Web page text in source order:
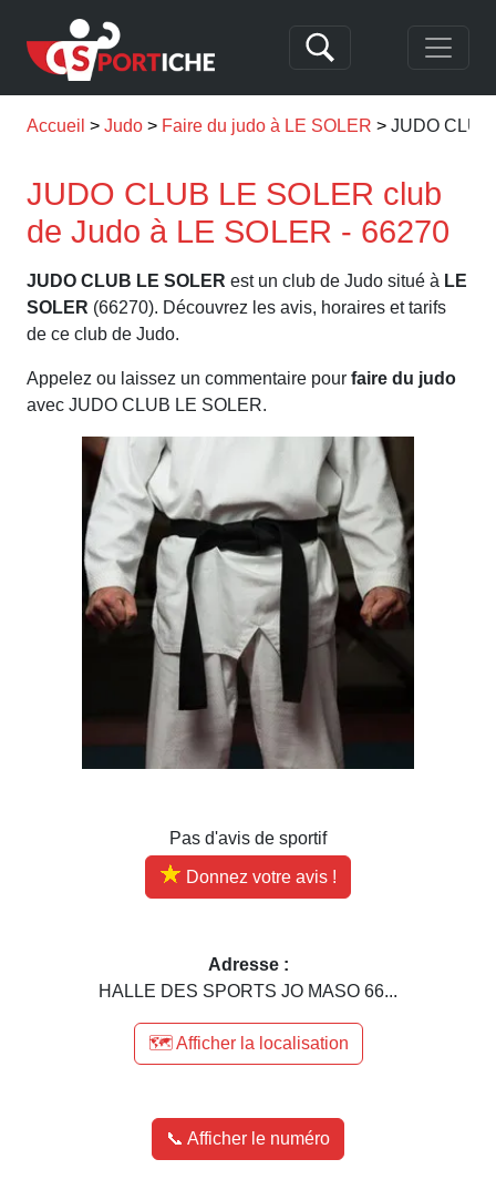
Accueil Judo Faire du judo à LE SOLER JUDO
JUDO CLUB LE SOLER club
de Judo à LE SOLER - 66270
JUDO CLUB LE SOLER est un club de Judo situé à LE
SOLER (66270). Découvrez les avis, horaires et tarifs
de ce club de Judo.
Appelez ou laissez un commentaire pour faire du judo
avec JUDO CLUB LE SOLER.
Pas d'avis de sportif
Donnez votre avis !
Adresse :
HALLE DES SPORTS JO MASO 66...
🗺️ Afficher la localisation
📞 Afficher le numéro